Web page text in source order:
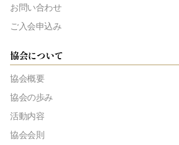
お問い合わせ
ご入会申込み
協会について
協会概要
協会の歩み
活動内容
協会会則